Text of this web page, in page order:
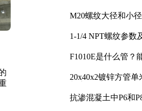
M20螺纹大径和小
1-1/4 NPT螺纹参数
F1010E是什么管？
20x40x2镀锌方管单
抗渗混凝土中P6和